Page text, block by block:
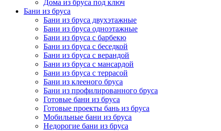
Дома из бруса под ключ
Бани из бруса
Бани из бруса двухэтажные
Бани из бруса одноэтажные
Бани из бруса с барбекю
Бани из бруса с беседкой
Бани из бруса с верандой
Бани из бруса с мансардой
Бани из бруса с террасой
Бани из клееного бруса
Бани из профилированного бруса
Готовые бани из бруса
Готовые проекты бань из бруса
Мобильные бани из бруса
Недорогие бани из бруса